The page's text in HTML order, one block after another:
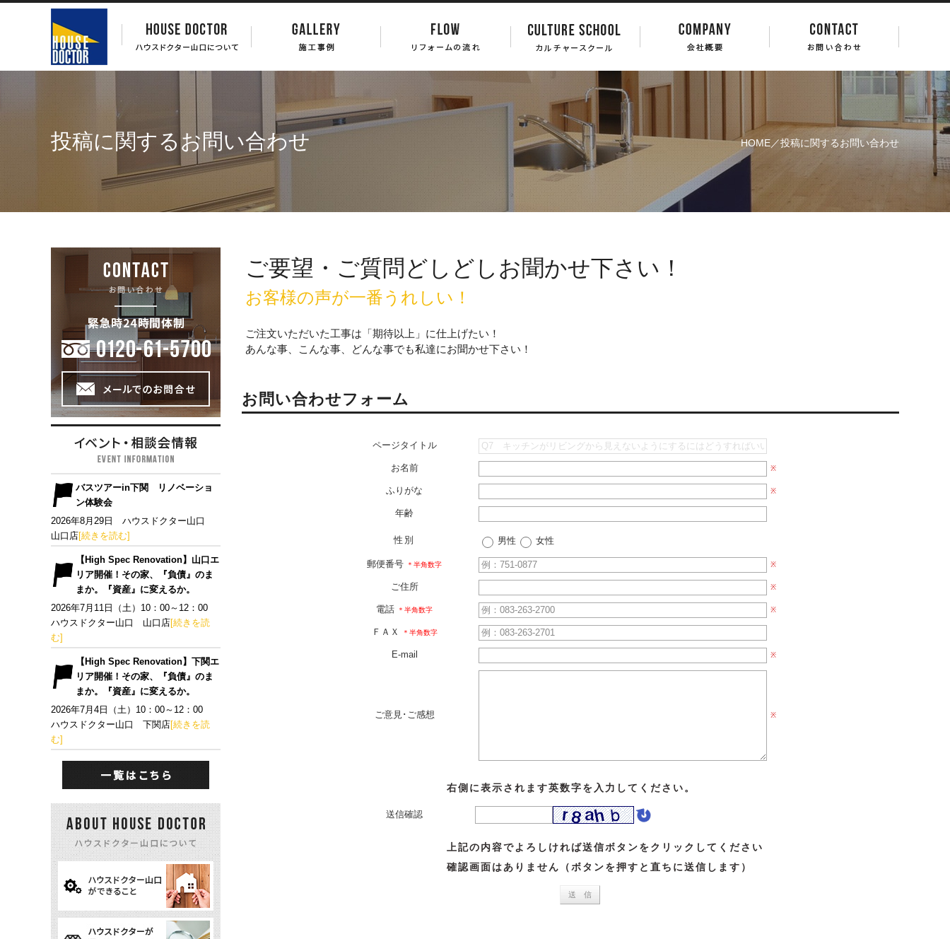
投稿に関するお問い合わせ HOME／投稿に関するお問い合わせ
ご要望・ご質問どしどしお聞かせ下さい！
お客様の声が一番うれしい！
ご注文いただいた工事は「期待以上」に仕上げたい！
あんな事、こんな事、どんな事でも私達にお聞かせ下さい！
お問い合わせフォーム
ページタイトル
お名前 ※
ふりがな ※
年齢
性別 男性 女性
郵便番号 ＊半角数字 ※
ご住所 ※
電話 ＊半角数字 ※
ＦＡＸ ＊半角数字
E-mail ※
ご意見･ご感想 ※
右側に表示されます英数字を入力してください。
送信確認
上記の内容でよろしければ送信ボタンをクリックしてください
確認画面はありません（ボタンを押すと直ちに送信します）
バスツアーin下関 リノベーショ
ン体験会
2026年8月29日 ハウスドクター山口
山口店[続きを読む]
【High Spec Renovation】山口エ
リア開催！その家、『負債』のま
まか。『資産』に変えるか。
2026年7月11日（土）10：00～12：00
ハウスドクター山口 山口店[続きを読
む]
【High Spec Renovation】下関エ
リア開催！その家、『負債』のま
まか。『資産』に変えるか。
2026年7月4日（土）10：00～12：00
ハウスドクター山口 下関店[続きを読
む]